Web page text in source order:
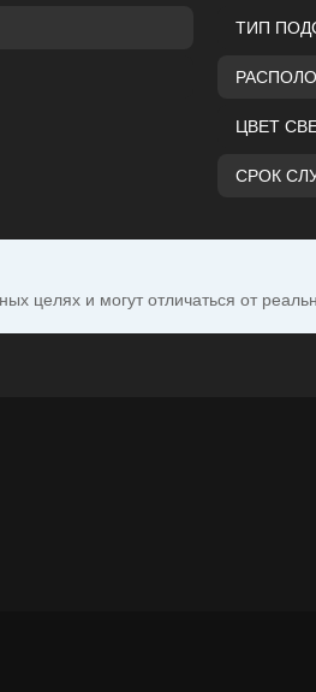
ТИП
ЦВЕТ
СРОК
целях и могут отличаться от